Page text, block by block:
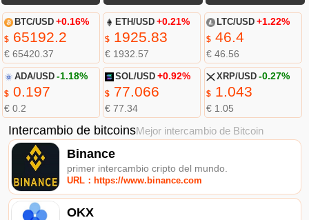
BTC/USD +0.16%
$65192.2
€ 65420.37
ETH/USD +0.21%
$ 1925.83
€ 1932.57
LTC/USD +1.22%
$46.4
€ 46.56
ADA/USD -1.18%
$0.197
€ 0.2
SOL/USD +0.92%
$ 77.066
€ 77.34
XRP/USD -0.27%
$1.043
€ 1.05
Intercambio de bitcoinsMejor intercambio de Bitcoin
Binance
primer intercambio cripto del mundo.
URL：https://www.binance.com
OKX